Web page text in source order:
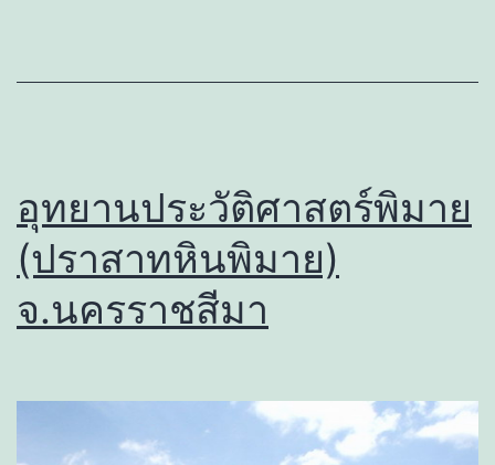
อุทยานประวัติศาสตร์พิมาย
(ปราสาทหินพิมาย)
จ.นครราชสีมา